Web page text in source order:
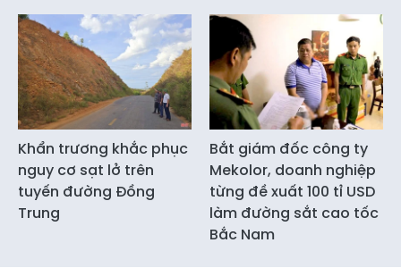
Khẩn trương khắc phục
nguy cơ sạt lở trên
tuyến đường Đồng
Trung
Bắt giám đốc công ty
Mekolor, doanh nghiệp
từng đề xuất 100 tỉ USD
làm đường sắt cao tốc
Bắc Nam